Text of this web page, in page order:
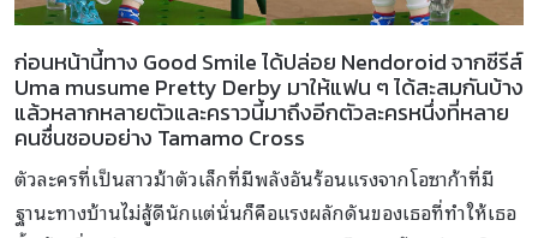
ก่อนหน้านี้ทาง Good Smile ได้ปล่อย Nendoroid จากซีรีส์
Uma musume Pretty Derby มาให้แฟน ๆ ได้สะสมกันบ้าง
แล้วหลากหลายตัวและคราวนี้มาถึงอีกตัวละครหนึ่งที่หลาย
คนชื่นชอบอย่าง Tamamo Cross
ตัวละครที่เป็นสาวม้าตัวเล็กที่มีพลังอันร้อนแรงจากโอซาก้าที่มี
ฐานะทางบ้านไม่สู้ดีนักแต่นั่นก็คือแรงผลักดันของเธอที่ทำให้เธอ